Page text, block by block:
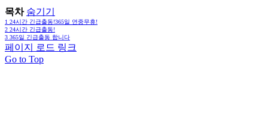
목차 숨기기
1 24시간 긴급출동!365일 연중무휴!
2 24시간 긴급출동!
3 365일 긴급출동 합니다
페이지 로드 링크
Go to Top